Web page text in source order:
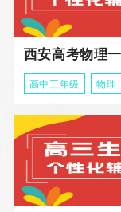
高中三年级 物理